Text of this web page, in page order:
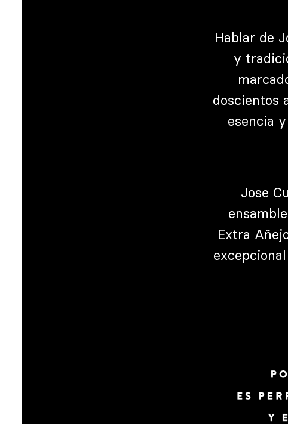
Hablar de
y
doscientos
esencia
Jose
Extra